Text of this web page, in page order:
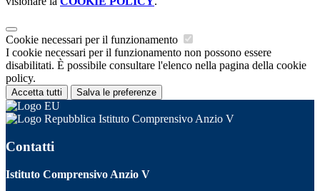
Cookie necessari per il funzionamento
I cookie necessari per il funzionamento non possono essere
disabilitati. È possibile consultare l'elenco nella pagina della cookie
policy.
Accetta tutti Salva le preferenze
Istituto Comprensivo Anzio V
Contatti
Istituto Comprensivo Anzio V